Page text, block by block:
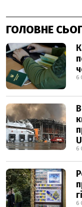
ГОЛОВНЕ
6
6
6